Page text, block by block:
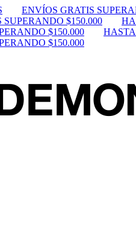
ENVÍOS GRATIS
$150.000
$150.000
$150.000